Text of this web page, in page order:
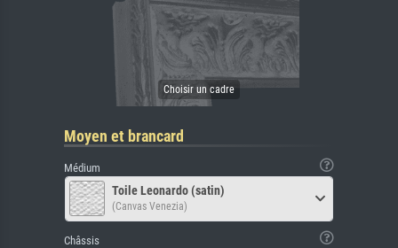
Moyen et brancard
Médium
Toile Leonardo (satin)
(Canvas Venezia)
Châssis